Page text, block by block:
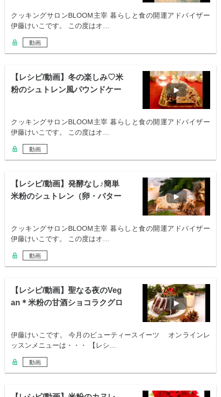
クッキングサロンBLOOM主宰 暮らしと食の開運アドバイザー
伊藤けいこです。 この度はオ…
動画
【レシピ/動画】冬の楽しみ♡米
粉のシュトレン風パウンドケー
クッキングサロンBLOOM主宰 暮らしと食の開運アドバイザー
伊藤けいこです。 この度はオ…
動画
【レシピ/動画】発酵なし♪簡単
米粉のシュトレン（卵・バター
クッキングサロンBLOOM主宰 暮らしと食の開運アドバイザー
伊藤けいこです。 この度はオ…
動画
【レシピ/動画】聖なる夜のVeg
an＊米粉の甘酒ショコラクグロ
伊藤けいこです。 今月のビューティースイーツ オンラインレ
ッスンメニューは・・・ 【レシ…
動画